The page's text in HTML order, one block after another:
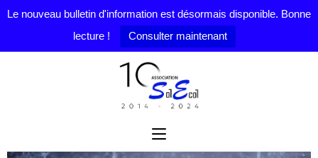
Le nouveau bulletin d'information est désormais disponible. Bonne
lecture !
Consulter maintenant